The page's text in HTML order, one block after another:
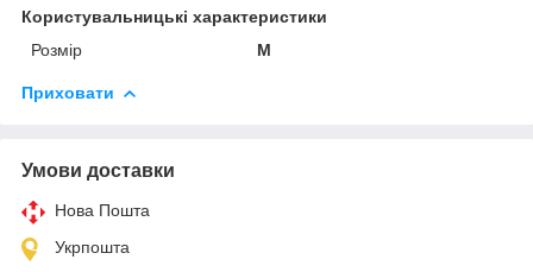
Користувальницькі характеристики
Розмір
M
Приховати
Умови доставки
Нова Пошта
Укрпошта